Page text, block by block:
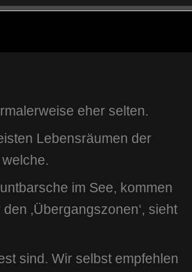
eher selten.
Lebensräumen der
im See, kommen
‚Übergangszonen‘, sieht
sind. Wir selbst empfehlen